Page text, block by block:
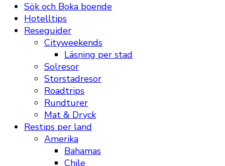
Sök och Boka boende
Hotelltips
Reseguider
Cityweekends
Läsning per stad
Solresor
Storstadresor
Roadtrips
Rundturer
Mat & Dryck
Restips per land
Amerika
Bahamas
Chile